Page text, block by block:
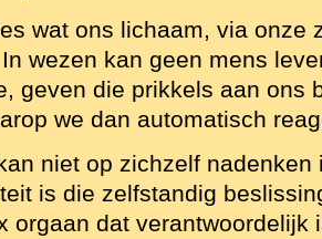
wat ons lichaam, via onze
wezen kan geen mens
geven die prikkels aan ons
we dan automatisch
niet op zichzelf
is die zelfstandig
orgaan dat verantwoordelijk